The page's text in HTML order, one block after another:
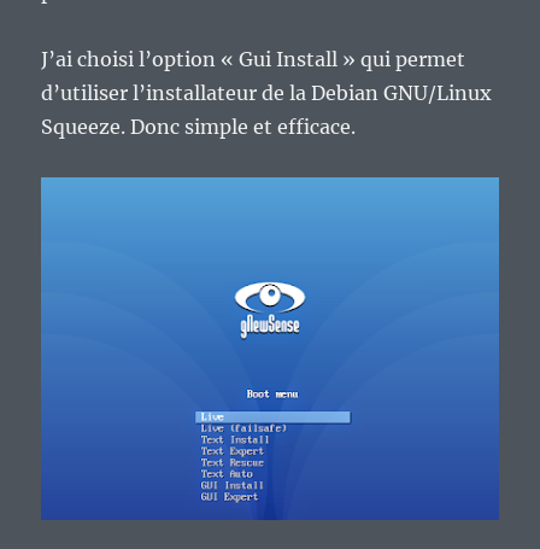
J’ai choisi l’option « Gui Install » qui permet
d’utiliser l’installateur de la Debian GNU/Linux
Squeeze. Donc simple et efficace.